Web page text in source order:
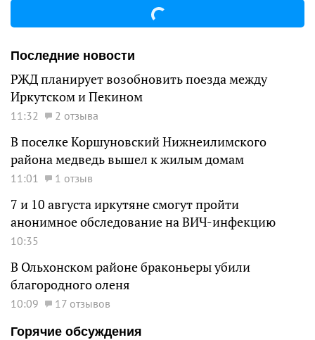
Последние новости
РЖД планирует возобновить поезда между
Иркутском и Пекином
11:32 2 отзыва
В поселке Коршуновский Нижнеилимского
района медведь вышел к жилым домам
11:01 1 отзыв
7 и 10 августа иркутяне смогут пройти
анонимное обследование на ВИЧ-инфекцию
10:35
В Ольхонском районе браконьеры убили
благородного оленя
10:09
17 отзывов
Горячие обсуждения